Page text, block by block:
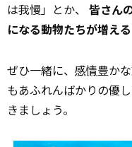
は我慢」とか、 皆さん
になる動物たちが増え
ぜひ一緒に、 感情豊か
もあふれんばかりの優
きましょう。